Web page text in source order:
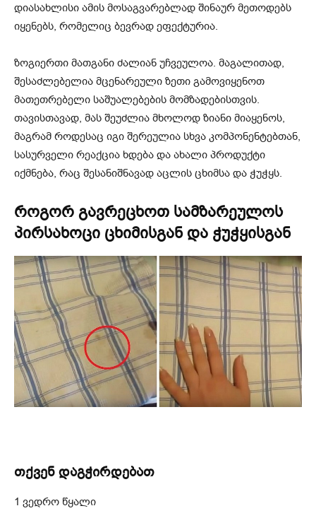
დიასახლისი ამის მოსაგვარებლად შინაურ მეთოდებს
იყენებს, რომელიც ბევრად ეფექტურია.
ზოგიერთი მათგანი ძალიან უჩვეულოა. მაგალითად,
შესაძლებელია მცენარეული ზეთი გამოვიყენოთ
მათეთრებელი საშუალებების მომზადებისთვის.
თავისთავად, მას შეუძლია მხოლოდ ზიანი მიაყენოს,
მაგრამ როდესაც იგი შერეულია სხვა კომპონენტებთან,
სასურველი რეაქცია ხდება და ახალი პროდუქტი
იქმნება, რაც შესანიშნავად აცლის ცხიმსა და ჭუჭყს.
როგორ გავრეცხოთ სამზარეულოს
პირსახოცი ცხიმისგან და ჭუჭყისგან
თქვენ დაგჭირდებათ
1 ვედრო წყალი